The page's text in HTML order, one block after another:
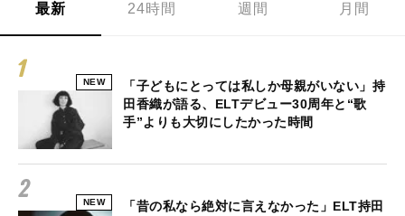
最新 24時間 週間 月間
NEW
「子どもにとっては私しか母親がいない」持
田香織が語る、ELTデビュー30周年と“歌
手”よりも大切にしたかった時間
NEW
「昔の私なら絶対に言えなかった」ELT持田